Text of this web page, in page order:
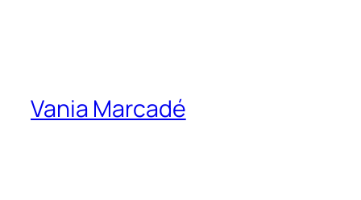
Vania Marcadé